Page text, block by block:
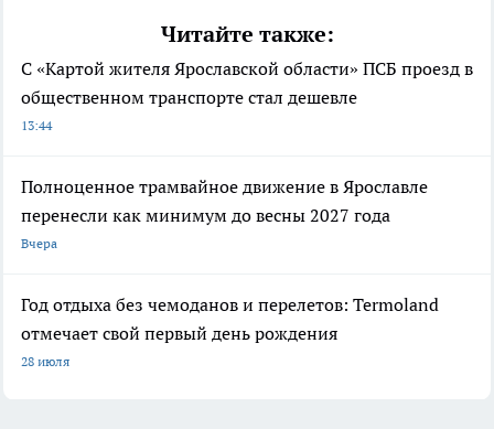
Читайте также:
С «Картой жителя Ярославской области» ПСБ проезд в
общественном транспорте стал дешевле
13:44
Полноценное трамвайное движение в Ярославле
перенесли как минимум до весны 2027 года
Вчера
Год отдыха без чемоданов и перелетов: Termoland
отмечает свой первый день рождения
28 июля